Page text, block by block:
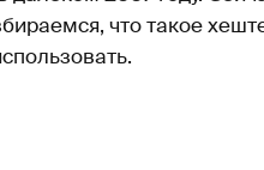
что такое